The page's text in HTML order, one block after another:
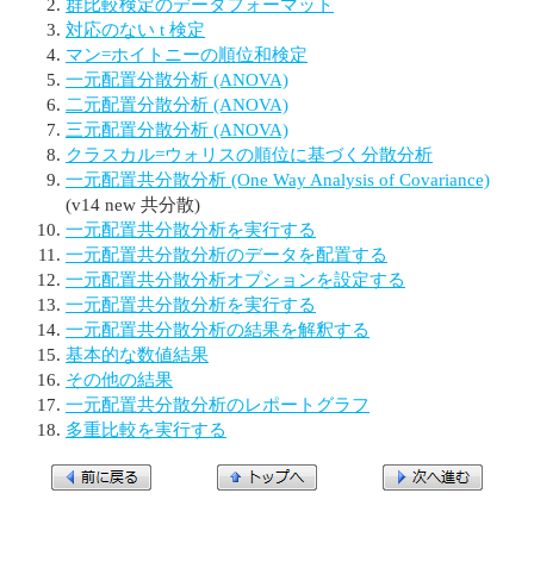
群比較検定のデータフォーマット
対応のない t 検定
マン=ホイトニーの順位和検定
一元配置分散分析 (ANOVA)
二元配置分散分析 (ANOVA)
三元配置分散分析 (ANOVA)
クラスカル=ウォリスの順位に基づく分散分析
一元配置共分散分析 (One Way Analysis of Covariance)
(v14 new 共分散)
一元配置共分散分析を実行する
一元配置共分散分析のデータを配置する
一元配置共分散分析オプションを設定する
一元配置共分散分析を実行する
一元配置共分散分析の結果を解釈する
基本的な数値結果
その他の結果
一元配置共分散分析のレポートグラフ
多重比較を実行する